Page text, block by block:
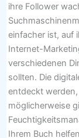
ihre Follower
einfacher ist, auf
Internet-
verschiedenen
sollten. Die
entdeckt
möglicherweise
Ihrem Buch